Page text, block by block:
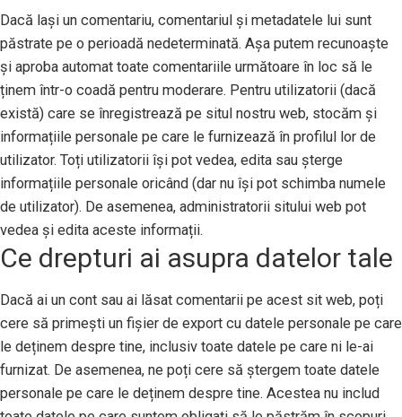
Dacă lași un comentariu, comentariul și metadatele lui sunt
păstrate pe o perioadă nedeterminată. Așa putem recunoaște
și aproba automat toate comentariile următoare în loc să le
ținem într-o coadă pentru moderare. Pentru utilizatorii (dacă
există) care se înregistrează pe situl nostru web, stocăm și
informațiile personale pe care le furnizează în profilul lor de
utilizator. Toți utilizatorii își pot vedea, edita sau șterge
informațiile personale oricând (dar nu își pot schimba numele
de utilizator). De asemenea, administratorii sitului web pot
vedea și edita aceste informații.
Ce drepturi ai asupra datelor tale
Dacă ai un cont sau ai lăsat comentarii pe acest sit web, poți
cere să primești un fișier de export cu datele personale pe care
le deținem despre tine, inclusiv toate datele pe care ni le-ai
furnizat. De asemenea, ne poți cere să ștergem toate datele
personale pe care le deținem despre tine. Acestea nu includ